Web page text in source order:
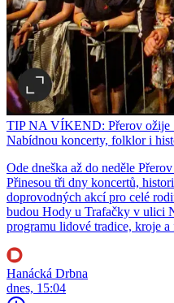
TIP NA VÍKEND: Přerov ožije
Nabídnou koncerty, folklor i
Ode dneška až do neděle
Přinesou tři dny koncertů,
doprovodných akcí pro celé
budou Hody u Trafačky v ulici
programu lidové tradice, kroje a
Hanácká Drbna
dnes, 15:04